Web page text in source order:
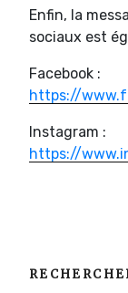
Enfin, la
sociaux est
Facebook :
https://
Instagram :
https://